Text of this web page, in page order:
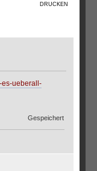
DRUCKEN
es-ueberall-
Gespeichert